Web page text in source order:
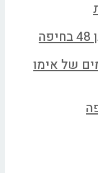
של אימו